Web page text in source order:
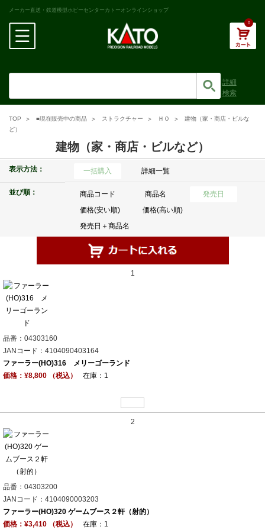
メーカー直送・鉄道模型ホビーセンターカトーオンラインショップ
0
詳細
検索
TOP ■現在販売中の商品 ストラクチャー ＨＯ
建物（家・商店・ビルな
ど）
建物（家・商店・ビルなど）
表示方法： 一括購入 詳細一覧
並び順： 商品コード 商品名
発売日
価格(安い順)
価格(高い順)
発売日＋商品名
1
品番：04303160
JANコード：4104090403164
ファーラー(HO)316 メリーゴーランド
価格：¥8,800 （税込）
在庫：1
2
品番：04303200
JANコード：4104090003203
ファーラー(HO)320 ゲームブース２軒（射的）
価格：¥3,410 （税込）
在庫：1